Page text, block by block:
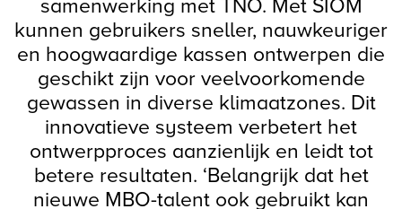
samenwerking met TNO. Met SIOM
kunnen gebruikers sneller, nauwkeuriger
en hoogwaardige kassen ontwerpen die
geschikt zijn voor veelvoorkomende
gewassen in diverse klimaatzones. Dit
innovatieve systeem verbetert het
ontwerpproces aanzienlijk en leidt tot
betere resultaten. ‘Belangrijk dat het
nieuwe MBO-talent ook gebruikt kan